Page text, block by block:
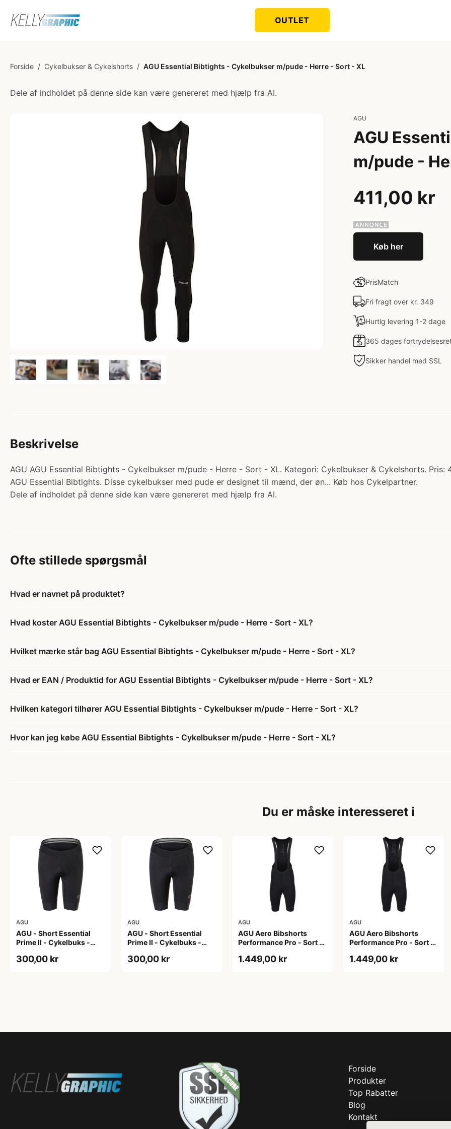
OUTLET
Forside / Cykelbukser & Cykelshorts / AGU Essential Bibtights - Cykelbukser m/pude - Herre - Sort - XL
Dele af indholdet på denne side kan være genereret med hjælp fra AI.
AGU
AGU
m/pude -
411,00 kr
Køb her
PrisMatch
Fri fragt over kr. 349
Hurtig levering 1-2 dage
365 dages
Sikker handel med SSL
Beskrivelse
AGU AGU Essential Bibtights - Cykelbukser m/pude - Herre - Sort - XL. Kategori: Cykelbukser & Cykelshorts.
AGU Essential Bibtights. Disse cykelbukser med pude er designet til mænd, der øn... Køb hos Cykelpartner.
Dele af indholdet på denne side kan være genereret med hjælp fra AI.
Ofte stillede spørgsmål
Hvad er navnet på produktet?
Hvad koster AGU Essential Bibtights - Cykelbukser m/pude - Herre - Sort - XL?
Hvilket mærke står bag AGU Essential Bibtights - Cykelbukser m/pude - Herre - Sort - XL?
Hvad er EAN / Produktid for AGU Essential Bibtights - Cykelbukser m/pude - Herre - Sort - XL?
Hvilken kategori tilhører AGU Essential Bibtights - Cykelbukser m/pude - Herre - Sort - XL?
Hvor kan jeg købe AGU Essential Bibtights - Cykelbukser m/pude - Herre - Sort - XL?
Du er måske interesseret i
AGU
AGU - Short Essential
Prime II - Cykelbuks -
300,00 kr
AGU
AGU - Short Essential
Prime II - Cykelbuks -
300,00 kr
AGU
AGU Aero Bibshorts
Performance Pro - Sort -
1.449,00 kr
AGU
AGU Aero Bibshorts
Performance Pro - Sort -
1.449,00 kr
Forside
Produkter
Top Rabatter
Blog
Kontakt